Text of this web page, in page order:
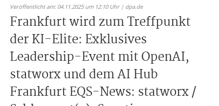
Veröffentlicht am: 04.11.2025 um 12:10 Uhr | dpa.de
Frankfurt wird zum Treffpunkt
der KI-Elite: Exklusives
Leadership-Event mit OpenAI,
statworx und dem AI Hub
Frankfurt EQS-News: statworx /